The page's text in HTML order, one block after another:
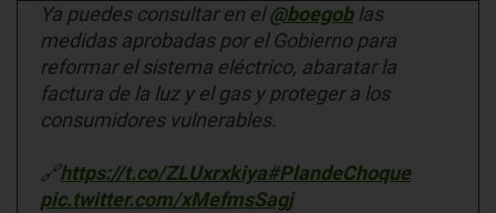
Ya puedes consultar en el@boegoblas
medidas aprobadas por el Gobierno para
reformar el sistema eléctrico, abaratar la
factura de la luz y el gas y proteger a los
consumidores vulnerables.
🔗https://t.co/ZLUxrxkiya#PlandeChoque
pic.twitter.com/xMefmsSagj